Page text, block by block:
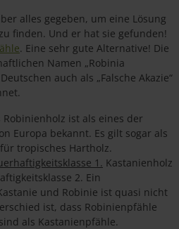
alles gegeben, um eine Lösung
finden. Und er hat sie gefunden!
. Eine sehr gute Alternative! Die
Namen „Robinia
auch als „Falsche Akazie“
Robinienholz ist als eines der
Europa bekannt. Es gilt sogar als
tropisches Hartholz.
1. Kastanienholz
2. Ein
und Robinie ist quasi nicht
ist, dass Robinienpfähle
als Kastanienpfähle.